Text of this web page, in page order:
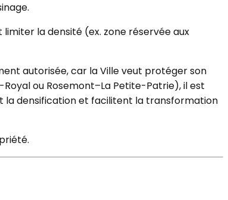
la densité (ex. zone réservée aux
autorisée, car la Ville veut protéger son
ou Rosemont–La Petite-Patrie), il est
la densification et facilitent la transformation